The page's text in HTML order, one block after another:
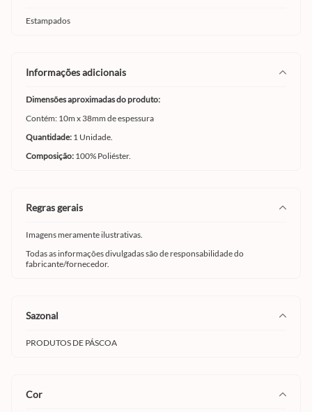
Estampados
informações adicionais
Dimensões aproximadas do produto:
Contém: 10m x 38mm de espessura
Quantidade: 1 Unidade.
Composição: 100% Poliéster.
regras gerais
Imagens meramente ilustrativas.
Todas as informações divulgadas são de responsabilidade do
fabricante/fornecedor.
sazonal
PRODUTOS DE PÁSCOA
cor